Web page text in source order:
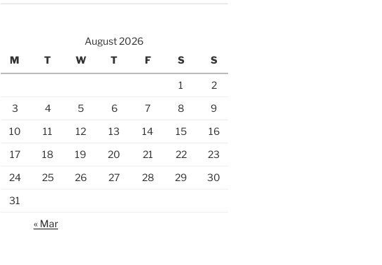
August 2026
M
T W T F S S
1
2
3
4 5 6 7 8
9
10
11 12 13 14 15
16
17
18 19 20 21 22
23
24
25 26 27 28 29
30
31
« Mar